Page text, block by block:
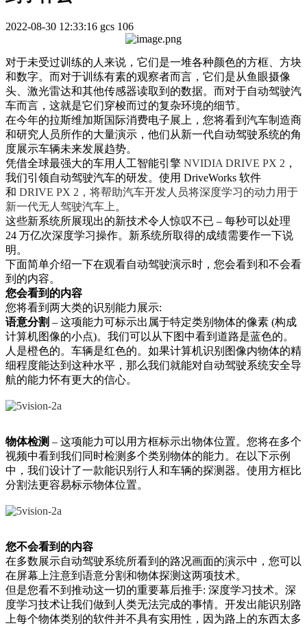
2022-08-30 12:33:16 gcs 106
对于未受过训练的人来说，它们是一堆各种颜色的方框、方块
和数字。而对于训练有素的观察者而言，它们是从鱼眼摄像
头、激光雷达和其他传感器读取到的数据。而对于自动驾驶汽
车而言，这就是它们穿梭而过的复杂环境的细节。
在今年的拉斯维加斯国际消费电子展上，您将看到汽车制造商
和研究人员所作的大量演示，他们从新一代自动驾驶系统的角
度展示车辆未来发展趋势。
凭借全球最强大的车用人工智能引擎 NVIDIA DRIVE PX 2 ，
我们引领自动驾驶汽车的研发。使用 DriveWorks 软件
和 DRIVE PX 2，将帮助汽车开发人员将深度学习的动力用于
新一代无人驾驶汽车上 。
这些新系统所展现出的新技术令人惊叹不已 – 每秒可以处理
24 万亿次深度学习操作。新系统所取得的成绩需要作一下说
明。
下面简单介绍一下在观看自动驾驶演示时，您会看到和不会看
到的内容。
您会看到的内容
您将看到两大类的识别能力展示:
语意分割 – 这项能力可标示出属于特定类别物体的像素 (构成
计算机图像的小点)。我们可以从下图中看到道路是蓝色的。
人是橙色的。车辆是红色的。如果计算机识别图像内物体的精
细程度能达到这种水平，那么我们就能对自动驾驶系统安全导
航的能力怀有更大的信心。
物体检测 – 这项能力可以用方框标示出物体位置。您将在多个
视频中看到我们同时检测多个类别物体的能力。在以下示例
中，我们设计了一款能识别行人和车辆的探测器。使用方框比
分割法更容易标示物体位置。
您不会看到的内容
在多数展示自动驾驶系统所看到的路况画面的演示中，您可以
在屏幕上注意到语意分割和物体探测这两项技术。
但是您看不到推动这一切的重要幕后推手: 深度学习技术。深
度学习技术让我们做到人类无法完成的事情。开发出能识别路
上每个物体类别的软件并不具有实用性，因为路上的东西太多